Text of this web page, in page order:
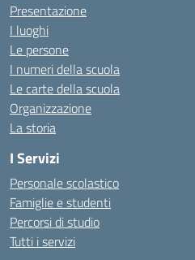
Presentazione
I luoghi
Le persone
I numeri della scuola
Le carte della scuola
Organizzazione
La storia
I Servizi
Personale scolastico
Famiglie e studenti
Percorsi di studio
Tutti i servizi